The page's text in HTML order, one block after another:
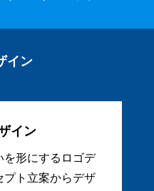
イン
イン
を形にするロゴデ
プト立案からデザ